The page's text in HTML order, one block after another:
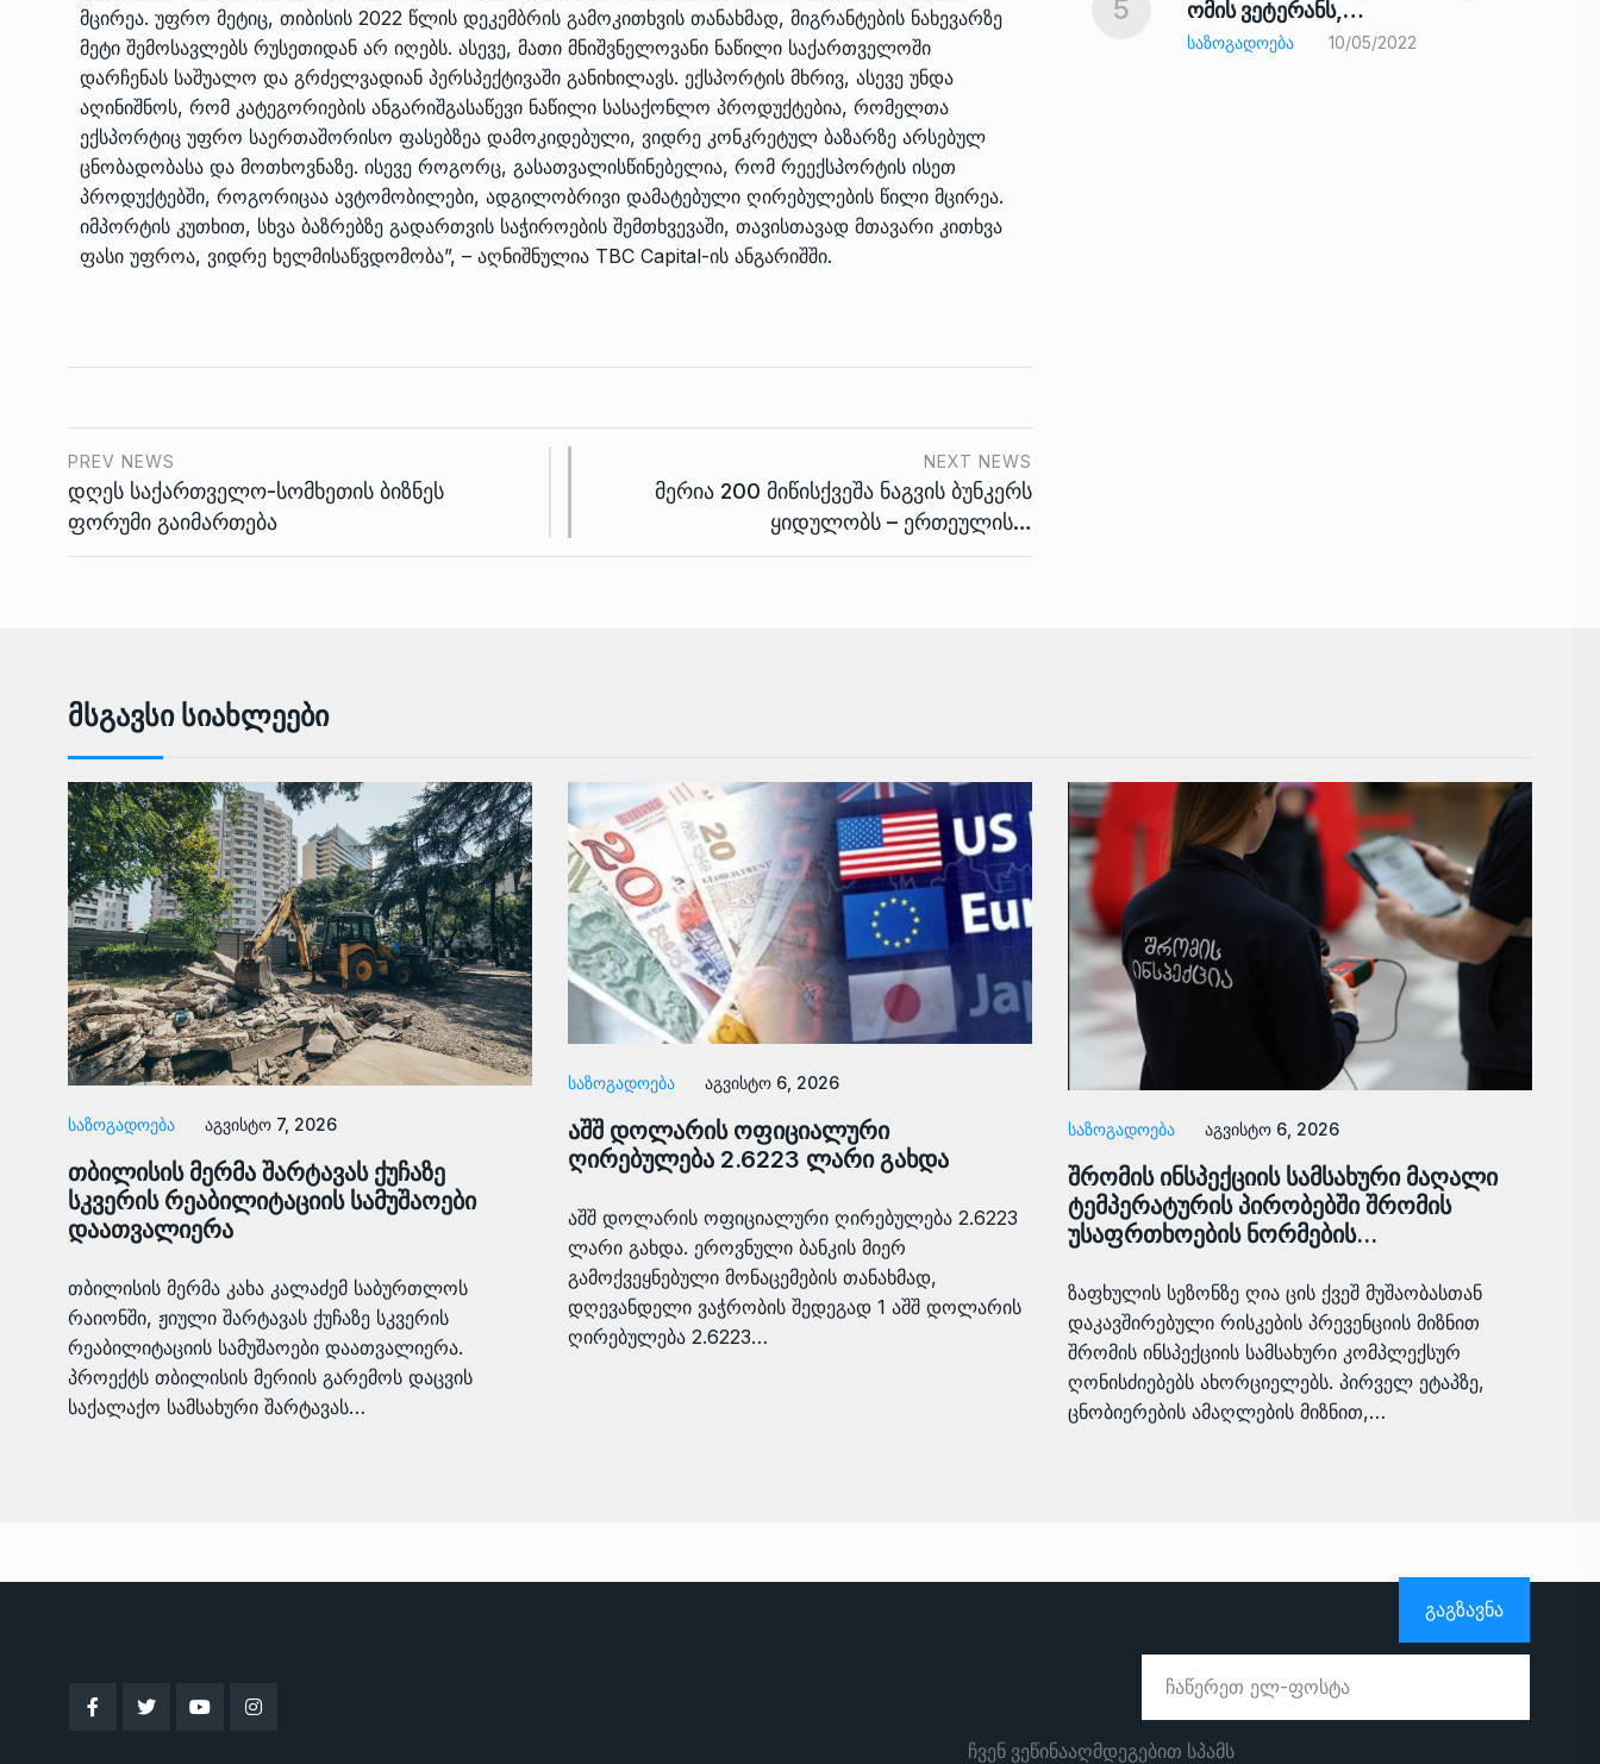
მცირეა. უფრო მეტიც, თიბისის 2022 წლის დეკემბრის გამოკითხვის თანახმად, მიგრანტების ნახევარზე
მეტი შემოსავლებს რუსეთიდან არ იღებს. ასევე, მათი მნიშვნელოვანი ნაწილი საქართველოში
დარჩენას საშუალო და გრძელვადიან პერსპექტივაში განიხილავს. ექსპორტის მხრივ, ასევე უნდა
აღინიშნოს, რომ კატეგორიების ანგარიშგასაწევი ნაწილი სასაქონლო პროდუქტებია, რომელთა
ექსპორტიც უფრო საერთაშორისო ფასებზეა დამოკიდებული, ვიდრე კონკრეტულ ბაზარზე არსებულ
ცნობადობასა და მოთხოვნაზე. ისევე როგორც, გასათვალისწინებელია, რომ რეექსპორტის ისეთ
პროდუქტებში, როგორიცაა ავტომობილები, ადგილობრივი დამატებული ღირებულების წილი მცირეა.
იმპორტის კუთხით, სხვა ბაზრებზე გადართვის საჭიროების შემთხვევაში, თავისთავად მთავარი კითხვა
ფასი უფროა, ვიდრე ხელმისაწვდომობა”, – აღნიშნულია TBC Capital-ის ანგარიშში.
PREV NEWS
დღეს საქართველო-სომხეთის ბიზნეს
ფორუმი გაიმართება
NEXT NEWS
მერია 200 მიწისქვეშა ნაგვის ბუნკერს
ყიდულობს – ერთეულის…
10
თბილისის ზაქარია ფალიაშვილის
სახელობის ოპერისა და
ბალეტის…
ᲙᲣᲚᲢᲣᲠᲐ 13/05/2022
15
პრემიერ-მინისტრმა ირაკლი
ღარიბაშვილმა ახლად
რეაბილიტირებული ოზურგეთის…
ᲒᲐᲜᲐᲗᲚᲔᲑᲐ 15/05/2022
5
ომის ვეტერანს,…
ᲡᲐᲖᲝᲒᲐᲓᲝᲔᲑᲐ 10/05/2022
Მსგავსი Სიახლეები
ᲡᲐᲖᲝᲒᲐᲓᲝᲔᲑᲐ აგვისტო 7, 2026
თბილისის მერმა შარტავას ქუჩაზე
სკვერის რეაბილიტაციის სამუშაოები
დაათვალიერა
თბილისის მერმა კახა კალაძემ საბურთლოს
რაიონში, ჟიული შარტავას ქუჩაზე სკვერის
რეაბილიტაციის სამუშაოები დაათვალიერა.
პროექტს თბილისის მერიის გარემოს დაცვის
საქალაქო სამსახური შარტავას…
ᲡᲐᲖᲝᲒᲐᲓᲝᲔᲑᲐ აგვისტო 6, 2026
აშშ დოლარის ოფიციალური
ღირებულება 2.6223 ლარი გახდა
აშშ დოლარის ოფიციალური ღირებულება 2.6223
ლარი გახდა. ეროვნული ბანკის მიერ
გამოქვეყნებული მონაცემების თანახმად,
დღევანდელი ვაჭრობის შედეგად 1 აშშ დოლარის
ღირებულება 2.6223…
ᲡᲐᲖᲝᲒᲐᲓᲝᲔᲑᲐ აგვისტო 6, 2026
შრომის ინსპექციის სამსახური მაღალი
ტემპერატურის პირობებში შრომის
უსაფრთხოების ნორმების…
ზაფხულის სეზონზე ღია ცის ქვეშ მუშაობასთან
დაკავშირებული რისკების პრევენციის მიზნით
შრომის ინსპექციის სამსახური კომპლექსურ
ღონისძიებებს ახორციელებს. პირველ ეტაპზე,
ცნობიერების ამაღლების მიზნით,…
ᲒᲐᲒᲖᲐᲕᲜᲐ
ჩვენ ვეწინააღმდეგებით სპამს